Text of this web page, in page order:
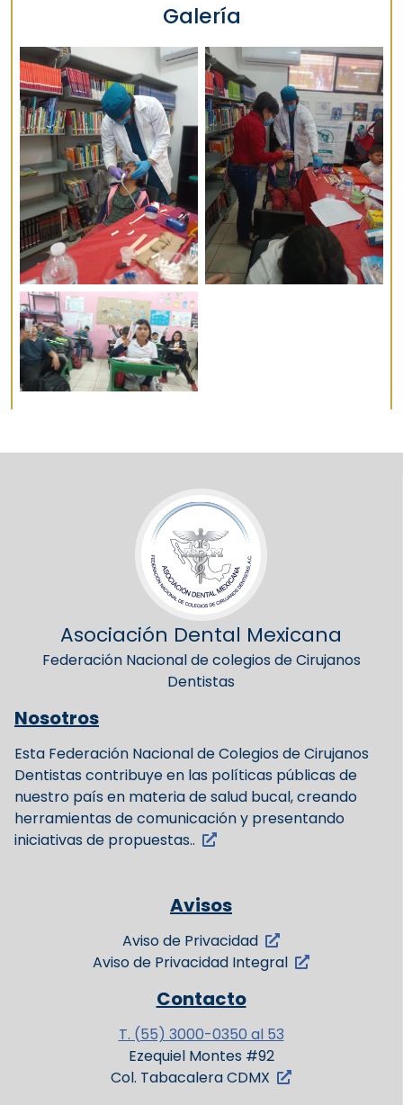
Galería
Asociación Dental Mexicana
Federación Nacional de colegios de Cirujanos
Dentistas
Nosotros
Esta Federación Nacional de Colegios de Cirujanos
Dentistas contribuye en las políticas públicas de
nuestro país en materia de salud bucal, creando
herramientas de comunicación y presentando
iniciativas de propuestas..
Avisos
Aviso de Privacidad
Aviso de Privacidad Integral
Contacto
T. (55) 3000-0350 al 53
Ezequiel Montes #92
Col. Tabacalera CDMX